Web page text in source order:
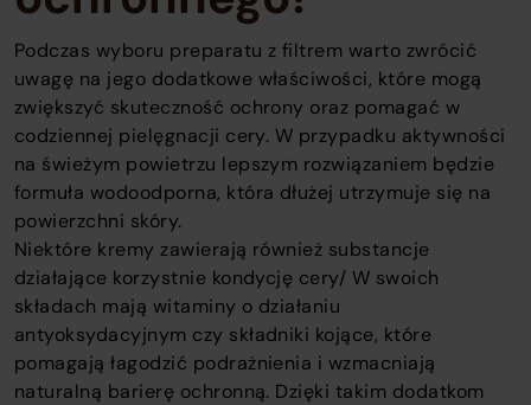
Podczas wyboru preparatu z filtrem warto zwrócić
uwagę na jego dodatkowe właściwości, które mogą
zwiększyć skuteczność ochrony oraz pomagać w
codziennej pielęgnacji cery. W przypadku aktywności
na świeżym powietrzu lepszym rozwiązaniem będzie
formuła wodoodporna, która dłużej utrzymuje się na
powierzchni skóry.
Niektóre kremy zawierają również substancje
działające korzystnie kondycję cery/ W swoich
składach mają witaminy o działaniu
antyoksydacyjnym czy składniki kojące, które
pomagają łagodzić podrażnienia i wzmacniają
naturalną barierę ochronną. Dzięki takim dodatkom